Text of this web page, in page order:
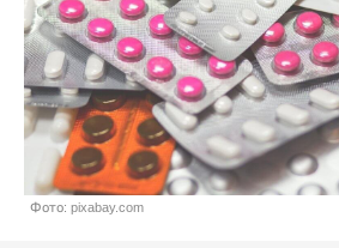
Фото: pixabay.com